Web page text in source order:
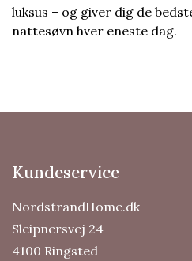
luksus – og giver dig de
nattesøvn hver eneste dag.
Kundeservice
NordstrandHome.dk
Sleipnersvej 24
4100 Ringsted